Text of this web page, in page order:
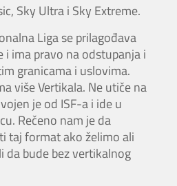
Sky Ultra i Sky Extreme.
Liga se prilagođava
ima pravo na odstupanja i
granicama i uslovima.
više Vertikala. Ne utiče na
je od ISF-a i ide u
Rečeno nam je da
taj format ako želimo ali
da bude bez vertikalnog